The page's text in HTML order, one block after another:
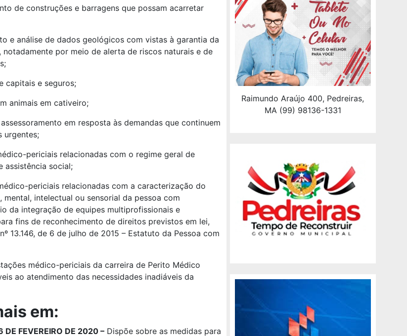
de construções e barragens que possam acarretar
e análise de dados geológicos com vistas à garantia da
notadamente por meio de alerta de riscos naturais e de
capitais e seguros;
animais em cativeiro;
em resposta às demandas que continuem
urgentes;
periciais relacionadas com o regime geral de
assistência social;
periciais relacionadas com a caracterização do
mental, intelectual ou sensorial da pessoa com
da integração de equipes multiprofissionais e
fins de reconhecimento de direitos previstos em lei,
13.146, de 6 de julho de 2015 – Estatuto da Pessoa com
médico-periciais da carreira de Perito Médico
ao atendimento das necessidades inadiáveis da
em:
DE FEVEREIRO DE 2020 –Dispõe sobre as medidas para
Raimundo Araújo 400, Pedreiras,
MA (99) 98136-1331